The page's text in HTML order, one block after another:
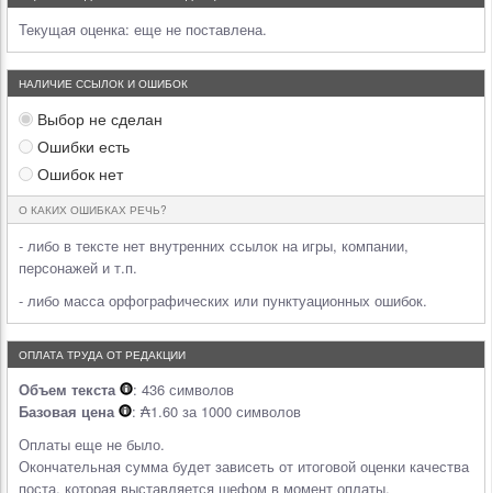
Текущая оценка: еще не поставлена.
НАЛИЧИЕ ССЫЛОК И ОШИБОК
Выбор не сделан
Ошибки есть
Ошибок нет
О КАКИХ ОШИБКАХ РЕЧЬ?
- либо в тексте нет внутренних ссылок на игры, компании,
персонажей и т.п.
- либо масса орфографических или пунктуационных ошибок.
ОПЛАТА ТРУДА ОТ РЕДАКЦИИ
Объем текста
: 436 символов
Базовая цена
: ₳1.60 за 1000 символов
Оплаты еще не было.
Окончательная сумма будет зависеть от итоговой оценки качества
поста, которая выставляется шефом в момент оплаты.